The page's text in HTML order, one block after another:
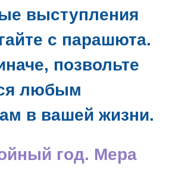
выступления
с парашюта.
позвольте
любым
в вашей жизни.
год. Мера